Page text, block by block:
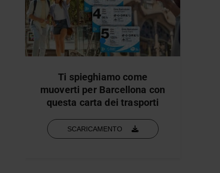
Ti spieghiamo come
muoverti per Barcellona con
questa carta dei trasporti
SCARICAMENTO